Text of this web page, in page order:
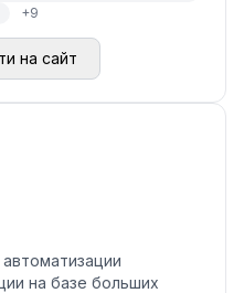
+9
на сайт
на базе больших